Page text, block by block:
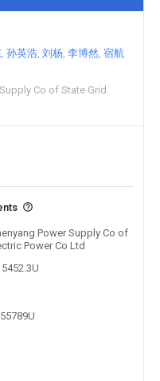
孙英浩 刘杨 李博然 宿航
Co of State Grid
Power Supply Co of
Power Co Ltd